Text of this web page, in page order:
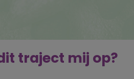
traject mij op?